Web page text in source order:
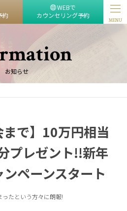
約
WEBで
カウンセリング予約
MENU
お知らせ
まで】10万円相当
プレゼント!!新年
ペーンスタート
たという方々に朗報!